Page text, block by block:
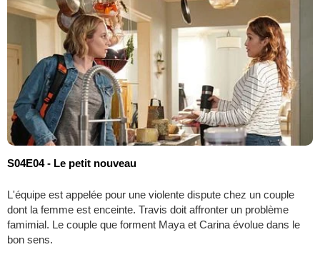
S04E04 - Le petit nouveau
L'équipe est appelée pour une violente dispute chez un couple
dont la femme est enceinte. Travis doit affronter un problème
famimial. Le couple que forment Maya et Carina évolue dans le
bon sens.